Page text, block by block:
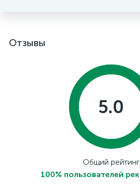
Отзывы
5.0
Общий рейтинг
100% пользователей